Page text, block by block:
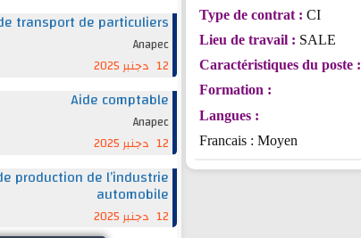
Type de contrat : CI
Lieu de travail : SALE
Caractéristiques du poste :
Formation :
Langues :
Francais : Moyen
transport de particuliers
Anapec
12 دجنبر 2025
Aide comptable
Anapec
12 دجنبر 2025
production de l’industrie
automobile
12 دجنبر 2025